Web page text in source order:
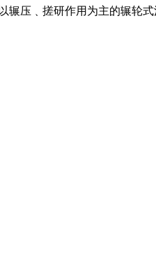
压﹑搓研作用为主的辗轮